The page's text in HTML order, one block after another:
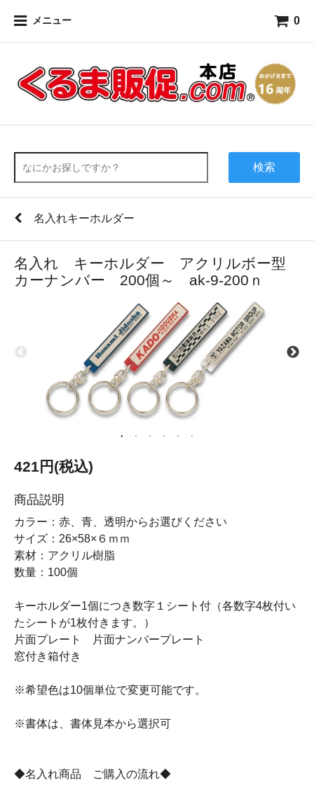
メニュー 0
検索
名入れキーホルダー
名入れ キーホルダー アクリルボー型
カーナンバー 200個～ ak-9-200ｎ
421円(税込)
商品説明
カラー：赤、青、透明からお選びください
サイズ：26×58×６ｍｍ
素材：アクリル樹脂
数量：100個
キーホルダー1個につき数字１シート付（各数字4枚付い
たシートが1枚付きます。）
片面プレート 片面ナンバープレート
窓付き箱付き
※希望色は10個単位で変更可能です。
※書体は、書体見本から選択可
◆名入れ商品 ご購入の流れ◆